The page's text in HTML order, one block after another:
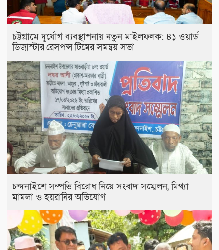
চট্টগ্রামে দুর্যোগ ব্যবস্থাপনায় নতুন মাইলফলক: ৪১ ওয়ার্ড
ডিজাস্টার রেসপন্স টিমের সমন্বয় সভা
চন্দনাইশে সম্পত্তি বিরোধ নিয়ে সংবাদ সম্মেলন, মিথ্যা
মামলা ও হয়রানির অভিযোগ